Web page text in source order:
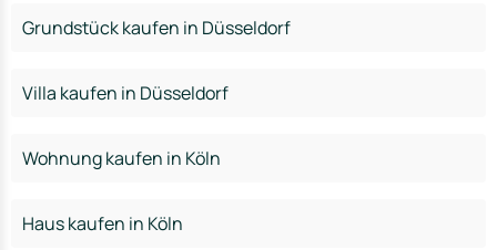
Grundstück kaufen in Düsseldorf
Villa kaufen in Düsseldorf
Wohnung kaufen in Köln
Haus kaufen in Köln